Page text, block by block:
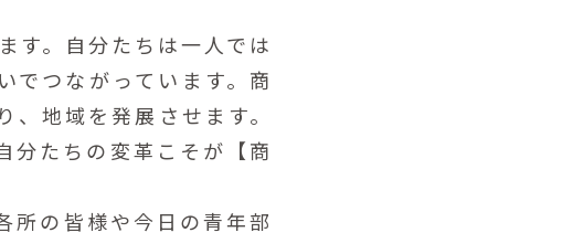
す。自分たちは一人では
でつながっています。商
地域を発展させます。
分たちの変革こそが【商
所の皆様や今日の青年部